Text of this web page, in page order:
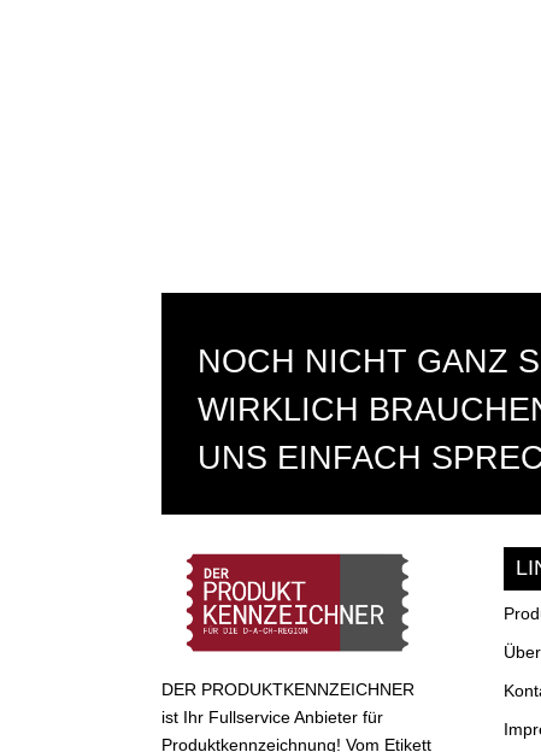
NOCH NICHT GANZ
WIRKLICH
UNS EINFACH
DER PRODUKTKENNZEICHNER
ist Ihr Fullservice Anbieter für
Produktkennzeichnung! Vom Etikett